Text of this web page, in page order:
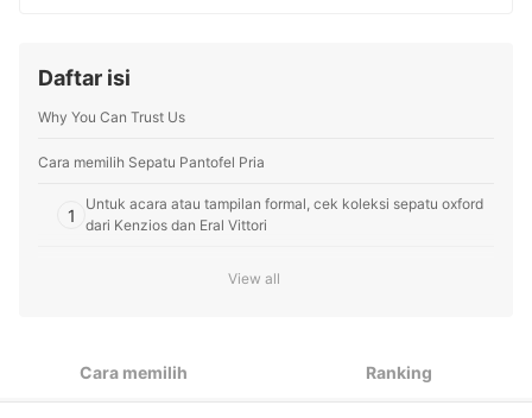
yang akurat, tepercaya, dan bermanfaat bagi pembaca
Profil Dominiko Dhany
Daftar isi
Why You Can Trust Us
Cara memilih Sepatu Pantofel Pria
1
Untuk acara atau tampilan formal, cek koleksi sepatu oxford
dari Kenzios dan Eral Vittori
kekinian dari Paulmay atau Keeve
View all
Cara memilih Ranking